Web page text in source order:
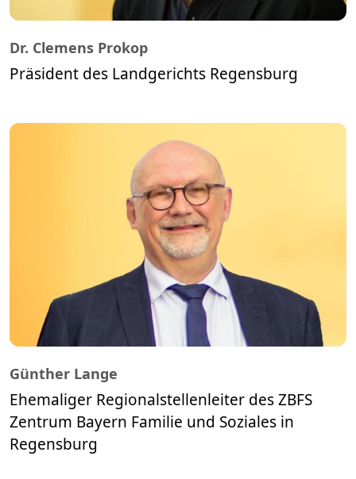
Dr. Clemens Prokop
Präsident des Landgerichts Regensburg
Günther Lange
Ehemaliger Regionalstellenleiter des ZBFS
Zentrum Bayern Familie und Soziales in
Regensburg